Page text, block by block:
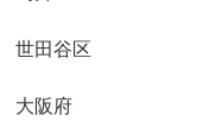
世田谷区
大阪府